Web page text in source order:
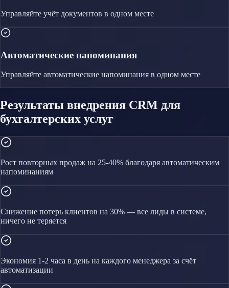
Управляйте учёт документов в одном месте
Автоматические напоминания
Управляйте автоматические напоминания в одном месте
Результаты внедрения CRM для
бухгалтерских услуг
Рост повторных продаж на 25-40% благодаря автоматическим
напоминаниям
Снижение потерь клиентов на 30% — все лиды в системе,
ничего не теряется
Экономия 1-2 часа в день на каждого менеджера за счёт
автоматизации